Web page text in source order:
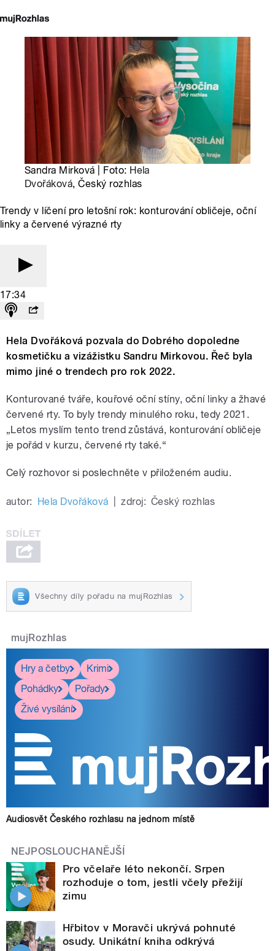
Sandra Mirková | Foto: Hela
Dvořáková, Český rozhlas
Trendy v líčení pro letošní rok: konturování obličeje, oční
linky a červené výrazné rty
17:34
Hela Dvořáková pozvala do Dobrého dopoledne
kosmetičku a vizážistku Sandru Mirkovou. Řeč byla
mimo jiné o trendech pro rok 2022.
Konturované tváře, kouřové oční stíny, oční linky a žhavé
červené rty. To byly trendy minulého roku, tedy 2021.
„Letos myslím tento trend zůstává, konturování obličeje
je pořád v kurzu, červené rty také.“
Celý rozhovor si poslechněte v přiloženém audiu.
autor: Hela Dvořáková zdroj: Český rozhlas
Všechny díly pořadu na mujRozhlas
mujRozhlas
Hry a četby
Krimi
Pohádky
Pořady
Živé vysílání
Audiosvět Českého rozhlasu na jednom místě
NEJPOSLOUCHANĚJŠÍ
Pro včelaře léto nekončí. Srpen
rozhoduje o tom, jestli včely přežijí
zimu
Hřbitov v Moravči ukrývá pohnuté
osudy. Unikátní kniha odkrývá